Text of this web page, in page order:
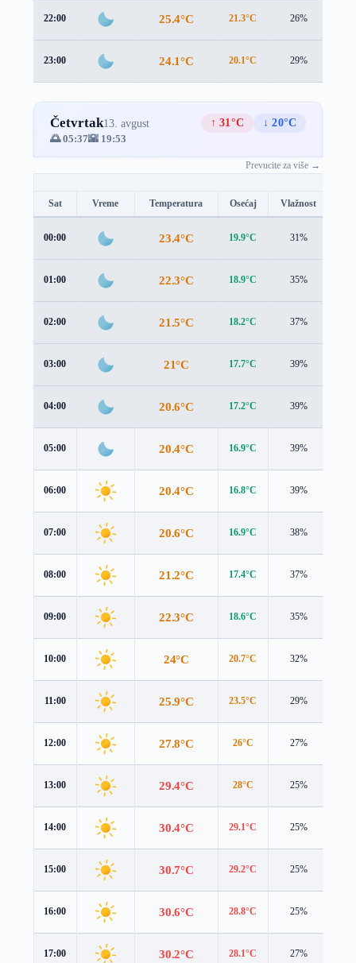
22:00 25.4°C 21.3°C 26%
23:00 24.1°C 20.1°C 29%
Četvrtak13. avgust ↑ 31°C
↓ 20°C
🌅 05:37🌇 19:53
Prevucite za više →
Sat Vreme Temperatura Osećaj Vlažnost
00:00 23.4°C 19.9°C 31%
01:00 22.3°C 18.9°C 35%
02:00 21.5°C 18.2°C 37%
03:00 21°C 17.7°C 39%
04:00 20.6°C 17.2°C 39%
05:00 20.4°C 16.9°C 39%
06:00 20.4°C 16.8°C 39%
07:00 20.6°C 16.9°C 38%
08:00 21.2°C 17.4°C 37%
09:00 22.3°C 18.6°C 35%
10:00 24°C 20.7°C 32%
11:00 25.9°C 23.5°C 29%
12:00 27.8°C 26°C 27%
13:00 29.4°C 28°C 25%
14:00 30.4°C 29.1°C 25%
15:00 30.7°C 29.2°C 25%
16:00 30.6°C 28.8°C 25%
17:00 30.2°C 28.1°C 27%